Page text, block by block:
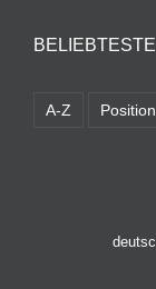
A-Z